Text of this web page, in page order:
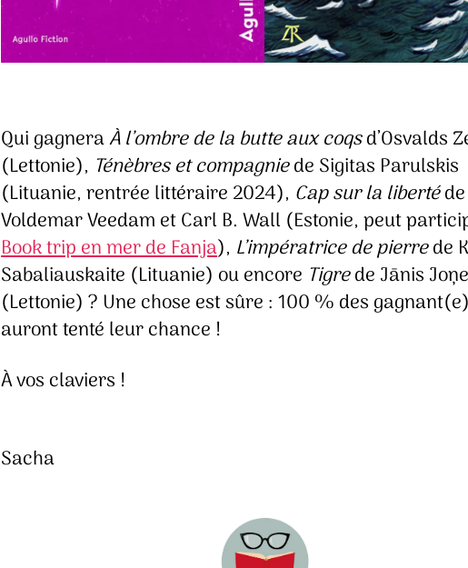
Qui gagneraÀ l’ombre de la butte aux coqsd’Osvalds
(Lettonie), Ténèbres et compagniede Sigitas Parulskis
(Lituanie, rentrée littéraire 2024), Cap sur la libertéde
Voldemar Veedam et Carl B. Wall (Estonie, peut
Book trip en mer de Fanja), L’impératrice de pierrede
Sabaliauskaite (Lituanie) ou encore Tigrede Jānis
(Lettonie) ? Une chose est sûre : 100 % des
auront tenté leur chance !
À vos claviers !
Sacha